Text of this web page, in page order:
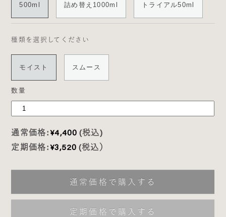
500ml 詰め替え1000ml トライアル50ml
種類を選択してください
モイスト スムース
数量
通常価格:¥4,400 (税込)
定期価格:¥3,520 (税込）
通常価格で購入する
定期価格で購入する